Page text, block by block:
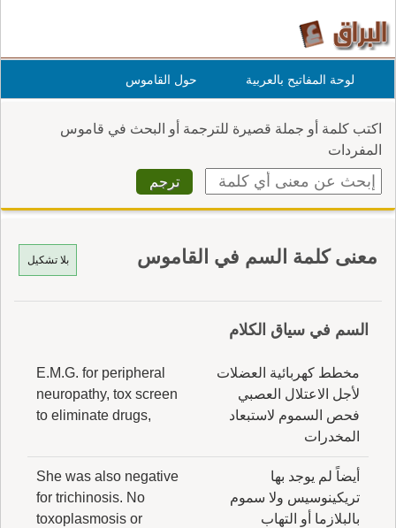
لوحة المفاتيح بالعربية حول القاموس
اكتب كلمة أو جملة قصيرة للترجمة أو البحث في قاموس
المفردات
بلا تشكيل معنى كلمة السم في القاموس
السم في سياق الكلام
مخطط كهربائية العضلات
لأجل الاعتلال العصبي
فحص السموم لاستبعاد
المخدرات
E.M.G. for peripheral
neuropathy, tox screen
to eliminate drugs,
أيضاً لم يوجد بها
تريكينوسيس ولا سموم
بالبلازما أو التهاب
She was also negative
for trichinosis. No
toxoplasmosis or